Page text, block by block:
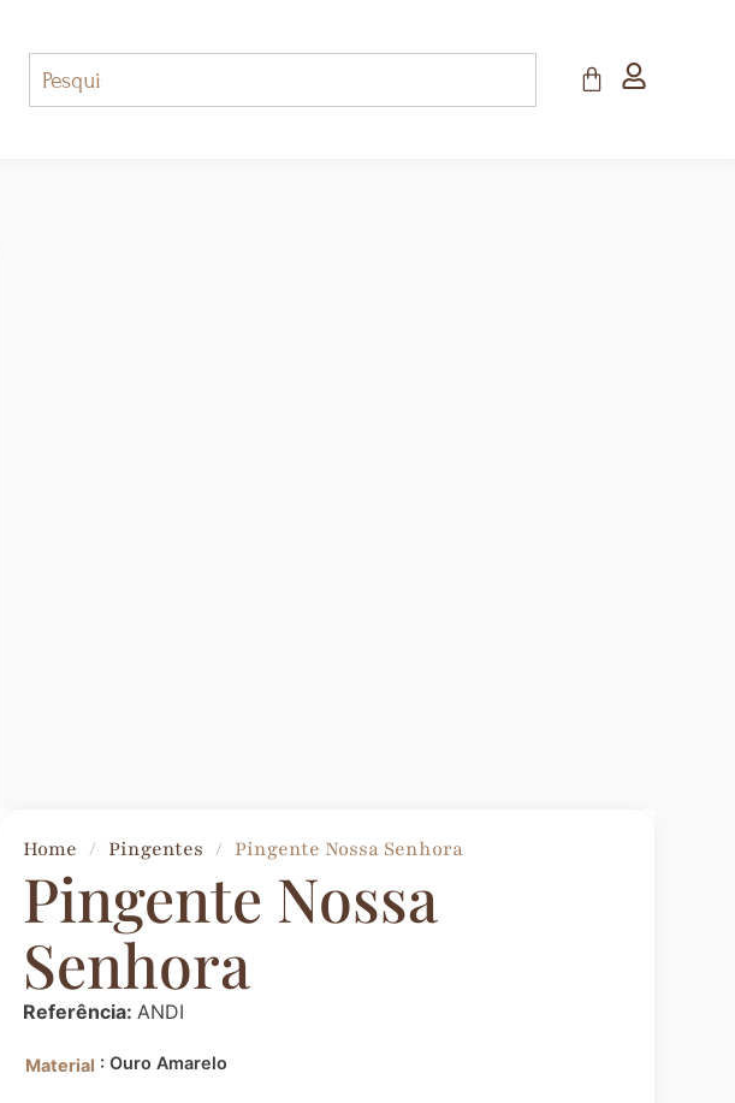
Home / Pingentes / Pingente Nossa Senhora
Pingente Nossa
Senhora
Referência: ANDI
Material : Ouro Amarelo